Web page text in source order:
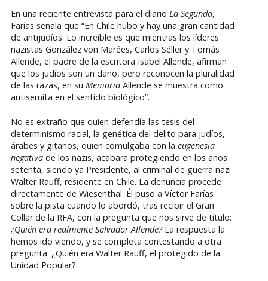
En una reciente entrevista para el diario La Segunda,
Farías señala que “En Chile hubo y hay una gran cantidad
de antijudíos. Lo increíble es que mientras los líderes
nazistas González von Marées, Carlos Séller y Tomás
Allende, el padre de la escritora Isabel Allende, afirman
que los judíos son un daño, pero reconocen la pluralidad
de las razas, en su MemoriaAllende se muestra como
antisemita en el sentido biológico”.
No es extraño que quien defendía las tesis del
determinismo racial, la genética del delito para judíos,
árabes y gitanos, quien comulgaba con la eugenesia
negativade los nazis, acabara protegiendo en los años
setenta, siendo ya Presidente, al criminal de guerra nazi
Walter Rauff, residente en Chile. La denuncia procede
directamente de Wiesenthal. Él puso a Víctor Farías
sobre la pista cuando lo abordó, tras recibir el Gran
Collar de la RFA, con la pregunta que nos sirve de título:
¿Quién era realmente Salvador Allende?La respuesta la
hemos ido viendo, y se completa contestando a otra
pregunta: ¿Quién era Walter Rauff, el protegido de la
Unidad Popular?